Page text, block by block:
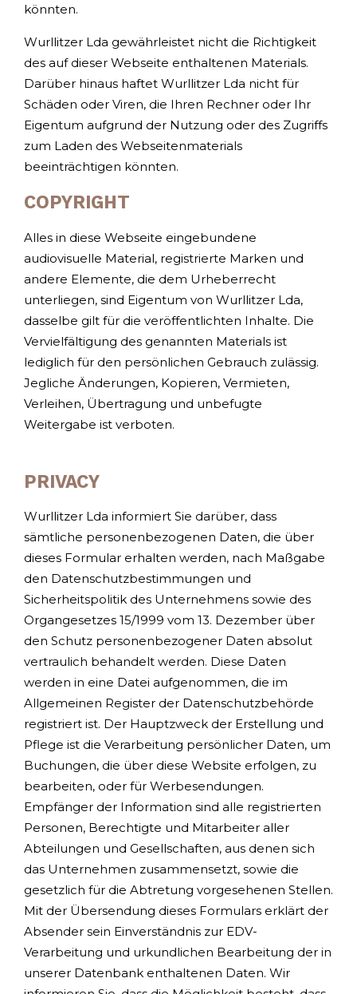
könnten.
Wurllitzer Lda gewährleistet nicht die Richtigkeit
des auf dieser Webseite enthaltenen Materials.
Darüber hinaus haftet Wurllitzer Lda nicht für
Schäden oder Viren, die Ihren Rechner oder Ihr
Eigentum aufgrund der Nutzung oder des Zugriffs
zum Laden des Webseitenmaterials
beeinträchtigen könnten.
COPYRIGHT
Alles in diese Webseite eingebundene
audiovisuelle Material, registrierte Marken und
andere Elemente, die dem Urheberrecht
unterliegen, sind Eigentum von Wurllitzer Lda,
dasselbe gilt für die veröffentlichten Inhalte. Die
Vervielfältigung des genannten Materials ist
lediglich für den persönlichen Gebrauch zulässig.
Jegliche Änderungen, Kopieren, Vermieten,
Verleihen, Übertragung und unbefugte
Weitergabe ist verboten.
PRIVACY
Wurllitzer Lda informiert Sie darüber, dass
sämtliche personenbezogenen Daten, die über
dieses Formular erhalten werden, nach Maßgabe
den Datenschutzbestimmungen und
Sicherheitspolitik des Unternehmens sowie des
Organgesetzes 15/1999 vom 13. Dezember über
den Schutz personenbezogener Daten absolut
vertraulich behandelt werden. Diese Daten
werden in eine Datei aufgenommen, die im
Allgemeinen Register der Datenschutzbehörde
registriert ist. Der Hauptzweck der Erstellung und
Pflege ist die Verarbeitung persönlicher Daten, um
Buchungen, die über diese Website erfolgen, zu
bearbeiten, oder für Werbesendungen.
Empfänger der Information sind alle registrierten
Personen, Berechtigte und Mitarbeiter aller
Abteilungen und Gesellschaften, aus denen sich
das Unternehmen zusammensetzt, sowie die
gesetzlich für die Abtretung vorgesehenen Stellen.
Mit der Übersendung dieses Formulars erklärt der
Absender sein Einverständnis zur EDV-
Verarbeitung und urkundlichen Bearbeitung der in
unserer Datenbank enthaltenen Daten. Wir